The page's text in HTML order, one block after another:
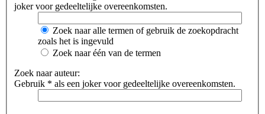
joker voor gedeeltelijke overeenkomsten.
Zoek naar alle termen of gebruik de zoekopdracht
zoals het is ingevuld
Zoek naar één van de termen
Zoek naar auteur:
Gebruik * als een joker voor gedeeltelijke overeenkomsten.